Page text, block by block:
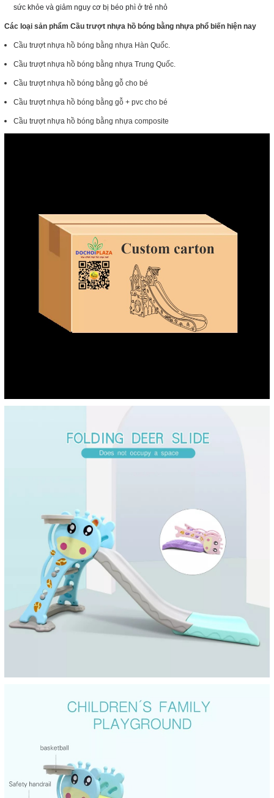
sức khỏe và giảm nguy cơ bị béo phì ở trẻ nhỏ
Các loại sản phẩm Cầu trượt nhựa hồ bóng bằng nhựa phổ biến hiện nay
Cầu trượt nhựa hồ bóng bằng nhựa Hàn Quốc.
Cầu trượt nhựa hồ bóng bằng nhựa Trung Quốc.
Cầu trượt nhựa hồ bóng bằng gỗ cho bé
Cầu trượt nhựa hồ bóng bằng gỗ + pvc cho bé
Cầu trượt nhựa hồ bóng bằng nhựa composite